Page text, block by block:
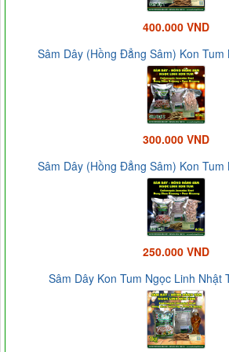
400.000 VND
Sâm Dây (Hồng Đẳng Sâm) Kon Tum
300.000 VND
Sâm Dây (Hồng Đẳng Sâm) Kon Tum
250.000 VND
Sâm Dây Kon Tum Ngọc Linh Nhật